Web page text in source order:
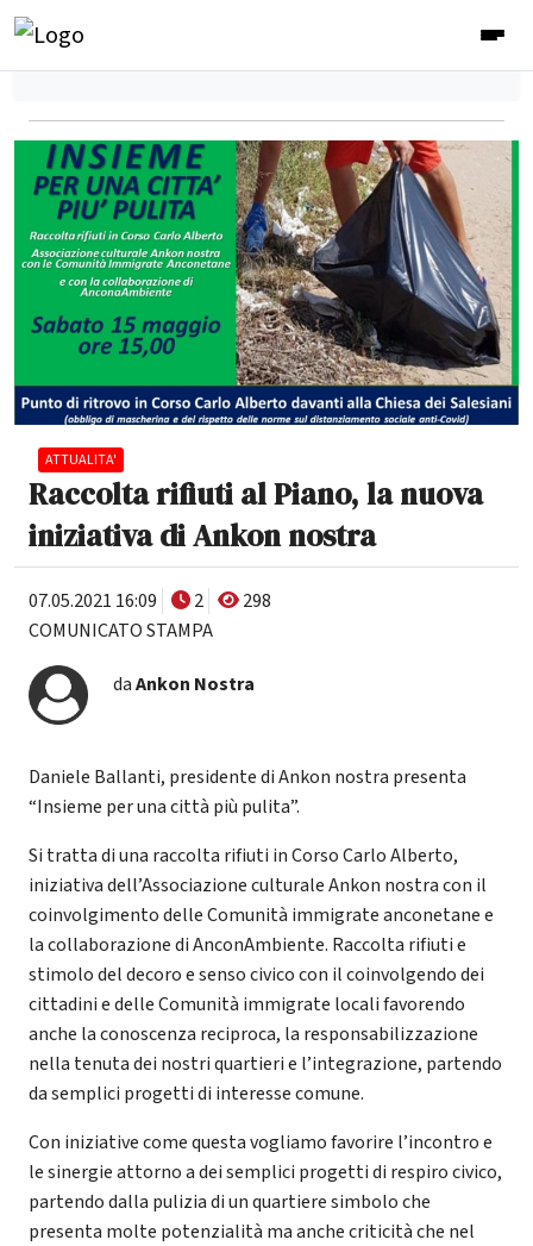
ATTUALITA'
Raccolta rifiuti al Piano, la nuova
iniziativa di Ankon nostra
07.05.2021 16:09 2
298
COMUNICATO STAMPA
daAnkon Nostra
Daniele Ballanti, presidente di Ankon nostra presenta
“Insieme per una città più pulita”.
Si tratta di una raccolta rifiuti in Corso Carlo Alberto,
iniziativa dell’Associazione culturale Ankon nostra con il
coinvolgimento delle Comunità immigrate anconetane e
la collaborazione di AnconAmbiente. Raccolta rifiuti e
stimolo del decoro e senso civico con il coinvolgendo dei
cittadini e delle Comunità immigrate locali favorendo
anche la conoscenza reciproca, la responsabilizzazione
nella tenuta dei nostri quartieri e l’integrazione, partendo
da semplici progetti di interesse comune.
Con iniziative come questa vogliamo favorire l’incontro e
le sinergie attorno a dei semplici progetti di respiro civico,
partendo dalla pulizia di un quartiere simbolo che
presenta molte potenzialità ma anche criticità che nel